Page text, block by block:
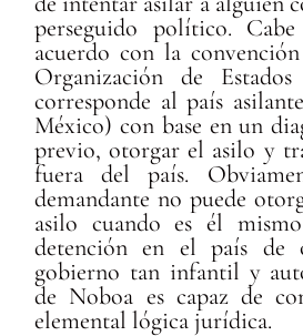
perseguido político.
acuerdo con la
Organización de
corresponde al país
México) con base en un
previo, otorgar el asilo y
fuera del país.
demandante no puede
asilo cuando es él
detención en el país de
gobierno tan infantil y
de Noboa es capaz de
elemental lógica jurídica.